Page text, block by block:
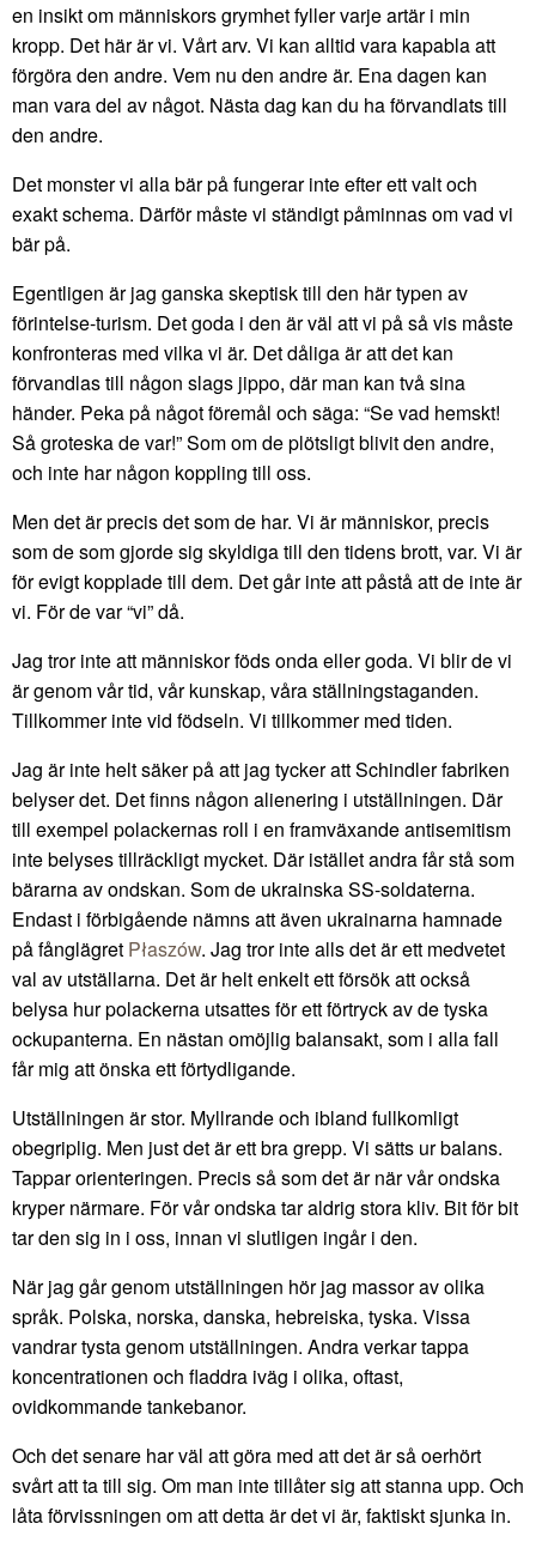
en insikt om människors grymhet fyller varje artär i min
kropp. Det här är vi. Vårt arv. Vi kan alltid vara kapabla att
förgöra den andre. Vem nu den andre är. Ena dagen kan
man vara del av något. Nästa dag kan du ha förvandlats till
den andre.
Det monster vi alla bär på fungerar inte efter ett valt och
exakt schema. Därför måste vi ständigt påminnas om vad vi
bär på.
Egentligen är jag ganska skeptisk till den här typen av
förintelse-turism. Det goda i den är väl att vi på så vis måste
konfronteras med vilka vi är. Det dåliga är att det kan
förvandlas till någon slags jippo, där man kan två sina
händer. Peka på något föremål och säga: “Se vad hemskt!
Så groteska de var!” Som om de plötsligt blivit den andre,
och inte har någon koppling till oss.
Men det är precis det som de har. Vi är människor, precis
som de som gjorde sig skyldiga till den tidens brott, var. Vi är
för evigt kopplade till dem. Det går inte att påstå att de inte är
vi. För de var “vi” då.
Jag tror inte att människor föds onda eller goda. Vi blir de vi
är genom vår tid, vår kunskap, våra ställningstaganden.
Tillkommer inte vid födseln. Vi tillkommer med tiden.
Jag är inte helt säker på att jag tycker att Schindler fabriken
belyser det. Det finns någon alienering i utställningen. Där
till exempel polackernas roll i en framväxande antisemitism
inte belyses tillräckligt mycket. Där istället andra får stå som
bärarna av ondskan. Som de ukrainska SS-soldaterna.
Endast i förbigående nämns att även ukrainarna hamnade
på fånglägret Płaszów. Jag tror inte alls det är ett medvetet
val av utställarna. Det är helt enkelt ett försök att också
belysa hur polackerna utsattes för ett förtryck av de tyska
ockupanterna. En nästan omöjlig balansakt, som i alla fall
får mig att önska ett förtydligande.
Utställningen är stor. Myllrande och ibland fullkomligt
obegriplig. Men just det är ett bra grepp. Vi sätts ur balans.
Tappar orienteringen. Precis så som det är när vår ondska
kryper närmare. För vår ondska tar aldrig stora kliv. Bit för bit
tar den sig in i oss, innan vi slutligen ingår i den.
När jag går genom utställningen hör jag massor av olika
språk. Polska, norska, danska, hebreiska, tyska. Vissa
vandrar tysta genom utställningen. Andra verkar tappa
koncentrationen och fladdra iväg i olika, oftast,
ovidkommande tankebanor.
Och det senare har väl att göra med att det är så oerhört
svårt att ta till sig. Om man inte tillåter sig att stanna upp. Och
låta förvissningen om att detta är det vi är, faktiskt sjunka in.